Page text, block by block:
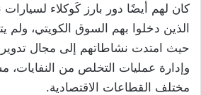
كان لهم أيضًا دور بارز كَوكلاء
الذين دخلوا بهم السوق الكويتي، ولم
حيث امتدت نشاطاتهم إلى مجال تدوير
وإدارة عمليات التخلص من النفايات،
مختلف القطاعات الاقتصادية.